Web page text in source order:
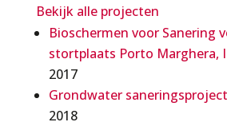
Bekijk alle projecten
Bioschermen voor Sanering
stortplaats Porto Marghera,
2017
Grondwater saneringsproject
2018